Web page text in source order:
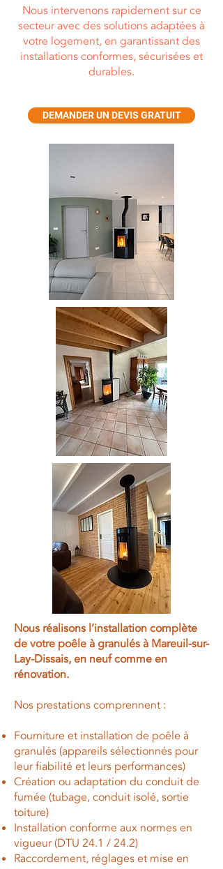
Nous intervenons rapidement sur ce
secteur avec des solutions adaptées à
votre logement, en garantissant des
installations conformes, sécurisées et
durables.
DEMANDER UN DEVIS GRATUIT
Nous réalisons l’installation complète
de votre poêle à granulés à Mareuil-sur-
Lay-Dissais, en neuf comme en
rénovation.
Nos prestations comprennent :
Fourniture et installation de poêle à
granulés (appareils sélectionnés pour
leur fiabilité et leurs performances)
Création ou adaptation du conduit de
fumée (tubage, conduit isolé, sortie
toiture)
Installation conforme aux normes en
vigueur (DTU 24.1 / 24.2)
Raccordement, réglages et mise en